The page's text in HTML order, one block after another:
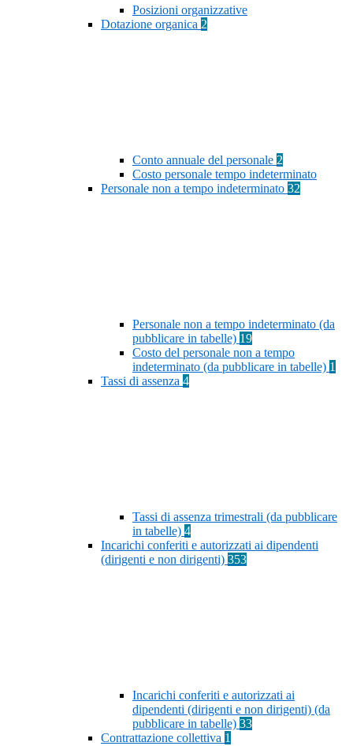
Posizioni organizzative
Dotazione organica 2
Conto annuale del personale 2
Costo personale tempo indeterminato
Personale non a tempo indeterminato 32
Personale non a tempo indeterminato (da
pubblicare in tabelle) 19
Costo del personale non a tempo
indeterminato (da pubblicare in tabelle) 1
Tassi di assenza 4
Tassi di assenza trimestrali (da pubblicare
in tabelle) 4
Incarichi conferiti e autorizzati ai dipendenti
(dirigenti e non dirigenti) 353
Incarichi conferiti e autorizzati ai
dipendenti (dirigenti e non dirigenti) (da
pubblicare in tabelle) 33
Contrattazione collettiva 1